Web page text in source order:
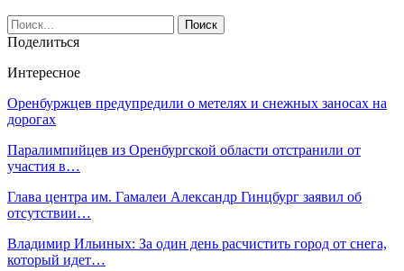
Поделиться
Интересное
Оренбуржцев предупредили о метелях и снежных заносах на
дорогах
Паралимпийцев из Оренбургской области отстранили от
участия в…
Глава центра им. Гамалеи Александр Гинцбург заявил об
отсутствии…
Владимир Ильиных: За один день расчистить город от снега,
который идет…